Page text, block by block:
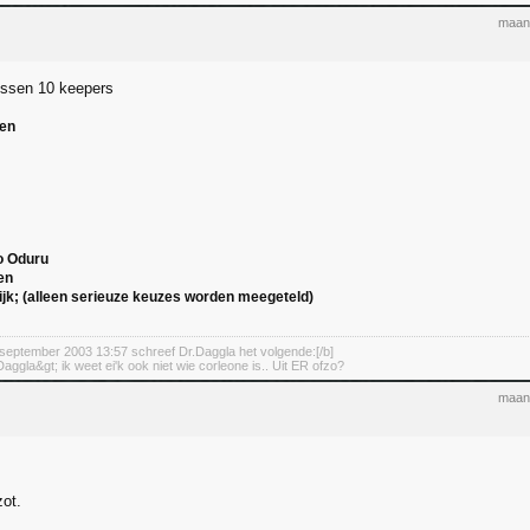
10 keepers
Oduru
(alleen serieuze keuzes worden meegeteld)
2003 13:57 schreef Dr.Daggla het volgende:[/b]
ik weet ei'k ook niet wie corleone is.. Uit ER ofzo?